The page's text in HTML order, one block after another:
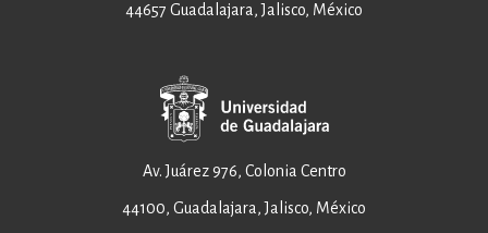
44657 Guadalajara, Jalisco, México
Av. Juárez 976, Colonia Centro
44100, Guadalajara, Jalisco, México